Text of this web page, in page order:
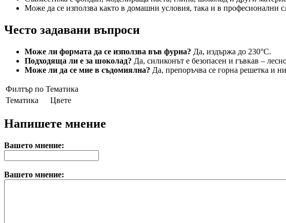
Може да се използва както в домашни условия, така и в професионални
Често задавани въпроси
Може ли формата да се използва във фурна? Да, издържа до 230°C.
Подходяща ли е за шоколад? Да, силиконът е безопасен и гъвкав –
Може ли да се мие в съдомиялна? Да, препоръчва се горна решетка и
Филтър по Тематика
Тематика
Цвете
Напишете мнение
Вашето мнение:
Вашето мнение: